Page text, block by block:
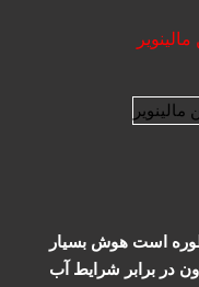
است هوش بسیار
در برابر شرایط آب